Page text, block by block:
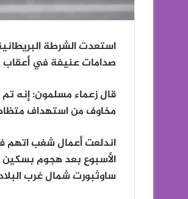
استعدت الشرطة
صدامات عنيفة في أعقاب
قال زعماء مسلمون: إنه تم
مخاوف من استهداف
اندلعت أعمال شغب اتهم
الأسبوع بعد هجوم بسكين
ساوثبورت شمال غرب